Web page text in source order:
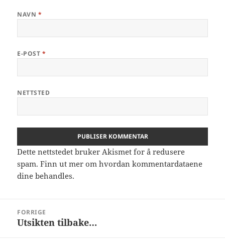
NAVN *
E-POST *
NETTSTED
Dette nettstedet bruker Akismet for å redusere
spam.Finn ut mer om hvordan kommentardataene
dine behandles.
FORRIGE
Forrige
Utsikten tilbake…